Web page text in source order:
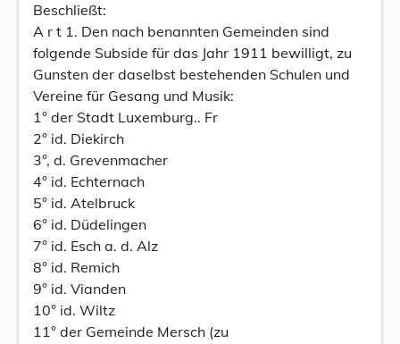
Beschließt:
A r t 1. Den nach benannten Gemeinden sind
folgende Subside für das Jahr 1911 bewilligt, zu
Gunsten der daselbst bestehenden Schulen und
Vereine für Gesang und Musik:
1° der Stadt Luxemburg.. Fr
2° id. Diekirch
3°, d. Grevenmacher
4° id. Echternach
5° id. Atelbruck
6° id. Düdelingen
7° id. Esch a. d. Alz
8° id. Remich
9° id. Vianden
10° id. Wiltz
11° der Gemeinde Mersch (zu